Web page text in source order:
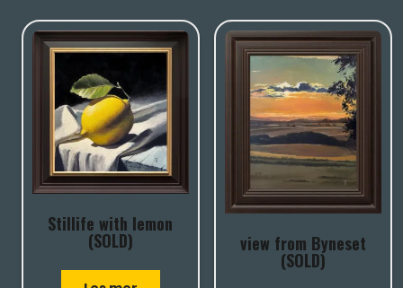
Stillife with lemon
(SOLD) view from Byneset
(SOLD)